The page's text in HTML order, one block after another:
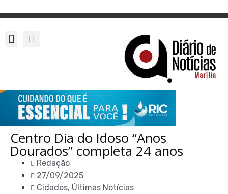
Centro Dia do Idoso “Anos
Dourados” completa 24 anos
Redação
27/09/2025
Cidades, Últimas Notícias